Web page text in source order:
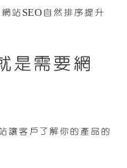
站SEO自然排序提升
是需要網
讓客戶了解你的產品的